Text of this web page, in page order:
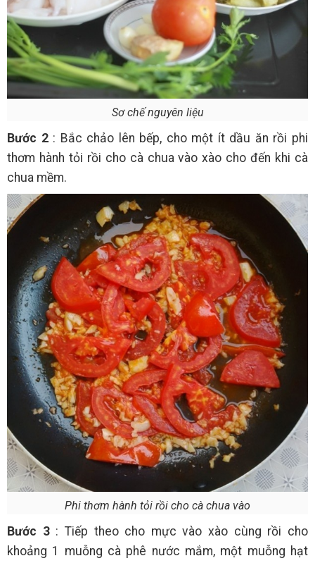
Sơ chế nguyên liệu
Bước 2: Bắc chảo lên bếp, cho một ít dầu ăn rồi phi
thơm hành tỏi rồi cho cà chua vào xào cho đến khi cà
chua mềm.
Phi thơm hành tỏi rồi cho cà chua vào
Bước 3: Tiếp theo cho mực vào xào cùng rồi cho
khoảng 1 muỗng cà phê nước mắm, một muỗng hạt